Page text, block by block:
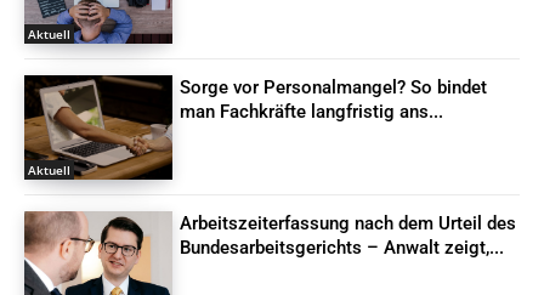
Aktuell
Aktuell
Sorge vor Personalmangel? So bindet
man Fachkräfte langfristig ans...
Arbeitszeiterfassung nach dem Urteil des
Bundesarbeitsgerichts – Anwalt zeigt,...